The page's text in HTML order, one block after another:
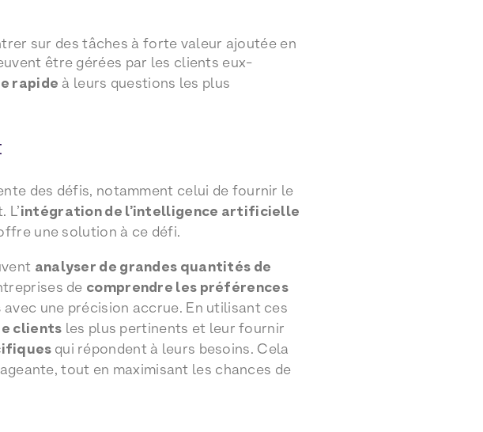
sur des tâches à forte valeur ajoutée en
être gérées par les clients eux-
rapide à leurs questions les plus
des défis, notamment celui de fournir le
L’intégration de l’intelligence artificielle
une solution à ce défi.
analyser de grandes quantités de
de comprendre les préférences
avec une précision accrue. En utilisant ces
clients les plus pertinents et leur fournir
qui répondent à leurs besoins. Cela
tout en maximisant les chances de